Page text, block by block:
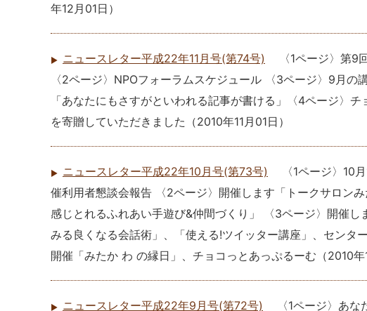
年12月01日 ）
ニュースレター平成22年11月号(第74号)
〈1ページ〉第9
〈2ページ〉NPOフォーラムスケジュール 〈3ページ〉9月
「あなたにもさすがといわれる記事が書ける」〈4ページ〉
を寄贈していただきました （2010年11月01日 ）
ニュースレター平成22年10月号(第73号)
〈1ページ〉10
催利用者懇談会報告 〈2ページ〉開催します「トークサロン
感じとれるふれあい手遊び&仲間づくり」 〈3ページ〉開催
みる良くなる会話術」、「使える!ツイッター講座」、センタ
開催「みたか わ の縁日」、チョコっとあっぷるーむ （2010年
ニュースレター平成22年9月号(第72号)
〈1ページ〉あ